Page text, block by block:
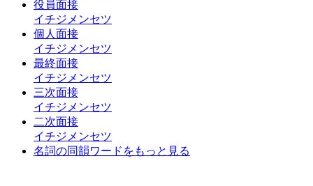
役員面接
イチジメンセツ
個人面接
イチジメンセツ
最終面接
イチジメンセツ
三次面接
イチジメンセツ
二次面接
イチジメンセツ
名詞の同韻ワードをもっと見る